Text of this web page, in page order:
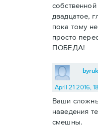
двадцатое,
пока тому
просто
ПОБЕДА!
byruk
April 21 2016,
Ваши
наведения
смешны.